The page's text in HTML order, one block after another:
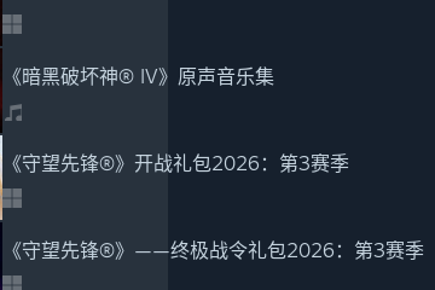
《暗黑破坏神® IV》原声音乐集
《守望先锋®》开战礼包2026：第3赛季
《守望先锋®》——终极战令礼包2026：第3赛季